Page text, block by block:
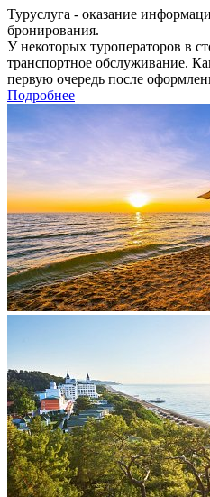
Туруслуга - оказание
бронирования.
У некоторых туроператоров в
транспортное обслуживание.
первую очередь после
Подробнее